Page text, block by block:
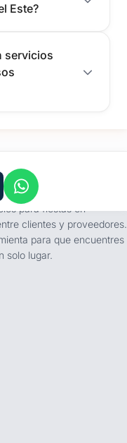
Este?
servicios
para fiestas en
clientes y proveedores.
para que encuentres
solo lugar.